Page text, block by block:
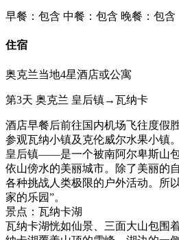
早餐：包含 中餐：包含 晚餐：包含
住宿
奥克兰当地4星酒店或公寓
第3天 奥克兰 皇后镇→瓦纳卡
酒店早餐后前往国内机场飞往度
参观瓦纳小镇及克伦威尔水果小镇。
皇后镇——是一个被南阿尔卑斯山
依山傍水的美丽城市。除了美丽的
各种挑战人类极限的户外活动。所
家的乐园”。
景点：瓦纳卡湖
瓦纳卡湖恍如仙景、三面大山包围